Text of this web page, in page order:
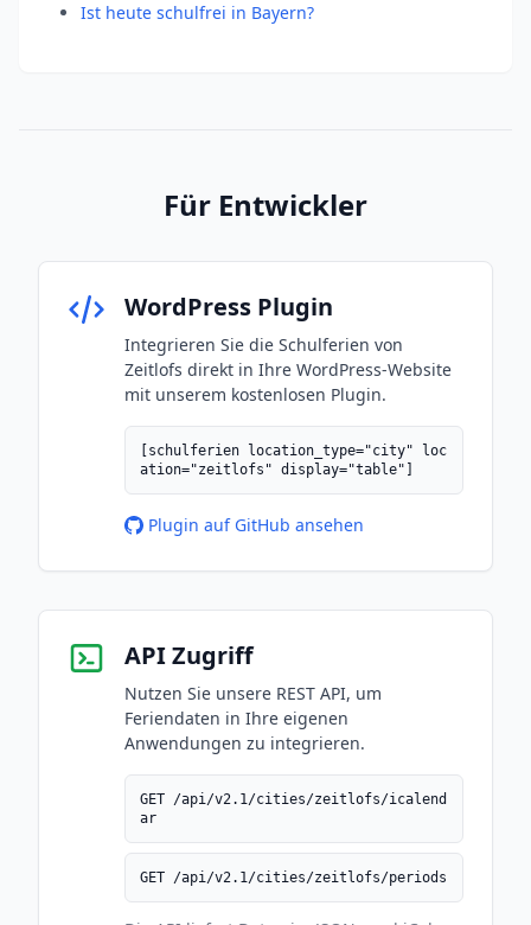
Ist heute schulfrei in Bayern?
Für Entwickler
WordPress Plugin
Integrieren Sie die Schulferien von
Zeitlofs direkt in Ihre WordPress-Website
mit unserem kostenlosen Plugin.
[schulferien location_type="city" loc
ation="zeitlofs" display="table"]
Plugin auf GitHub ansehen
API Zugriff
Nutzen Sie unsere REST API, um
Feriendaten in Ihre eigenen
Anwendungen zu integrieren.
GET /api/v2.1/cities/zeitlofs/icalend
ar
GET /api/v2.1/cities/zeitlofs/periods